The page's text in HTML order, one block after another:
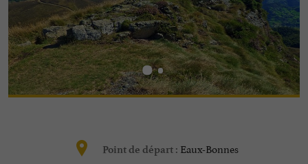
Point de départ : Eaux-Bonnes